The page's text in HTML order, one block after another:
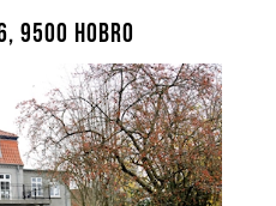
9500 Hobro